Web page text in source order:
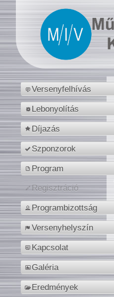
Versenyfelhívás
Lebonyolítás
Díjazás
Szponzorok
Program
Regisztráció
Programbizottság
Versenyhelyszín
Kapcsolat
Galéria
Eredmények